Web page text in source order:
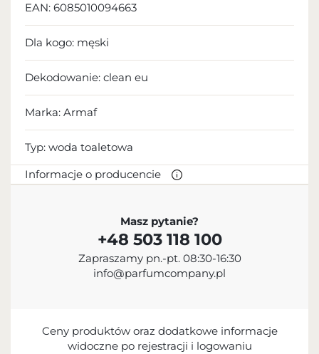
EAN: 6085010094663
Dla kogo: męski
Dekodowanie: clean eu
Marka: Armaf
Typ: woda toaletowa
Informacje o producencie
Sterling Parfums LLC
+9714 885 5588
info@sterling.ae
IMPORTER
Masz pytanie?
+48 503 118 100
Zapraszamy pn.-pt. 08:30-16:30
info@parfumcompany.pl
Ceny produktów oraz dodatkowe informacje
widoczne po rejestracji i logowaniu